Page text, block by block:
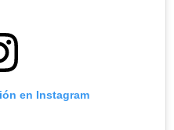
en Instagram